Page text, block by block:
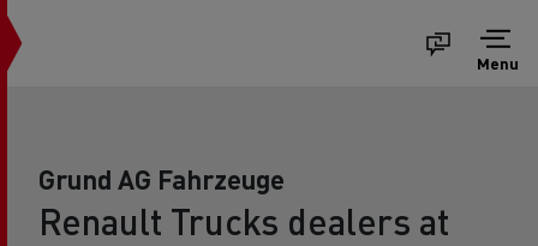
Menu
Grund AG Fahrzeuge
Renault Trucks dealers at